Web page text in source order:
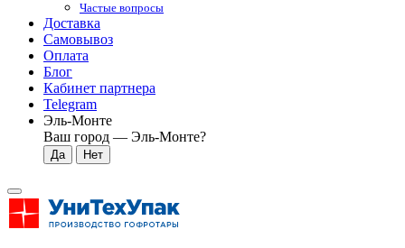
Частые вопросы
Доставка
Самовывоз
Оплата
Блог
Кабинет партнера
Telegram
Эль-Монте
Ваш город — Эль-Монте?